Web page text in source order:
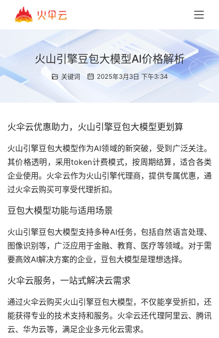
火山引擎豆包大模型AI价格解析
关键词 2025年3月3日 下午3:34
火伞云优惠助力，火山引擎豆包大模型更划算
火山引擎豆包大模型作为AI领域的新突破，受到广泛关注。
其价格透明，采用token计费模式，按周期结算，适合各类
企业使用。火伞云作为火山引擎代理商，提供专属优惠，通
过火伞云购买可享受代理折扣。
豆包大模型功能与适用场景
火山引擎豆包大模型支持多种AI任务，包括自然语言处理、
图像识别等，广泛应用于金融、教育、医疗等领域。对于需
要高效AI解决方案的企业，豆包大模型是理想选择。
火伞云服务，一站式解决云需求
通过火伞云购买火山引擎豆包大模型，不仅能享受折扣，还
能获得专业的技术支持和服务。火伞云还代理阿里云、腾讯
云、华为云等，满足企业多元化云需求。